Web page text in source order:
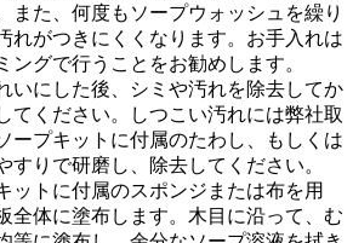
また、何度もソープウォッシュを繰り
れがつきにくくなります。お手入れは
ングで行うことをお勧めします。
いにした後、シミや汚れを除去してか
てください。しつこい汚れには弊社取
ープキットに付属のたわし、もしくは
すりで研磨し、除去してください。
ットに付属のスポンジまたは布を用
全体に塗布します。木目に沿って、む